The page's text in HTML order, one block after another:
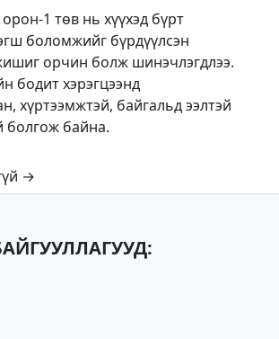
1 төв нь хүүхэд бүрт
боломжийг бүрдүүлсэн
орчин болж шинэчлэгдлээ.
бодит хэрэгцээнд
хүртээмжтэй, байгальд ээлтэй
болгож байна.
→